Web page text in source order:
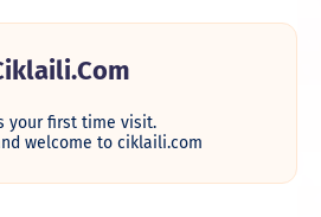
your first time visit.
welcome to ciklaili.com